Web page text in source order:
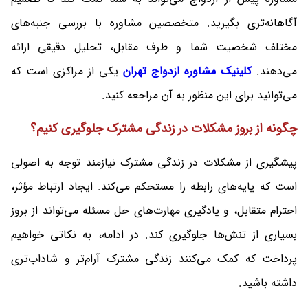
آگاهانه‌تری بگیرید. متخصصین مشاوره با بررسی جنبه‌های
مختلف شخصیت شما و طرف مقابل، تحلیل دقیقی ارائه
می‌دهند.کلینیک مشاوره ازدواج تهران یکی از مراکزی است که
می‌توانید برای این منظور به آن مراجعه کنید.
چگونه از بروز مشکلات در زندگی مشترک جلوگیری کنیم؟
پیشگیری از مشکلات در زندگی مشترک نیازمند توجه به اصولی
است که پایه‌های رابطه را مستحکم می‌کند. ایجاد ارتباط مؤثر،
احترام متقابل، و یادگیری مهارت‌های حل مسئله می‌تواند از بروز
بسیاری از تنش‌ها جلوگیری کند. در ادامه، به نکاتی خواهیم
پرداخت که کمک می‌کنند زندگی مشترک آرام‌تر و شاداب‌تری
داشته باشید.